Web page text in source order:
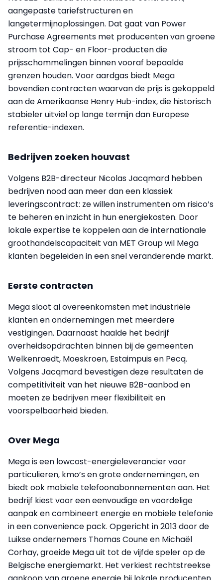
aangepaste tariefstructuren en
langetermijnoplossingen. Dat gaat van Power
Purchase Agreements met producenten van groene
stroom tot Cap- en Floor-producten die
prijsschommelingen binnen vooraf bepaalde
grenzen houden. Voor aardgas biedt Mega
bovendien contracten waarvan de prijs is gekoppeld
aan de Amerikaanse Henry Hub-index, die historisch
stabieler uitviel op lange termijn dan Europese
referentie-indexen.
Bedrijven zoeken houvast
Volgens B2B-directeur Nicolas Jacqmard hebben
bedrijven nood aan meer dan een klassiek
leveringscontract: ze willen instrumenten om risico’s
te beheren en inzicht in hun energiekosten. Door
lokale expertise te koppelen aan de internationale
groothandelscapaciteit van MET Group wil Mega
klanten begeleiden in een snel veranderende markt.
Eerste contracten
Mega sloot al overeenkomsten met industriële
klanten en ondernemingen met meerdere
vestigingen. Daarnaast haalde het bedrijf
overheidsopdrachten binnen bij de gemeenten
Welkenraedt, Moeskroen, Estaimpuis en Pecq.
Volgens Jacqmard bevestigen deze resultaten de
competitiviteit van het nieuwe B2B-aanbod en
moeten ze bedrijven meer flexibiliteit en
voorspelbaarheid bieden.
Over Mega
Mega is een lowcost-energieleverancier voor
particulieren, kmo’s en grote ondernemingen, en
biedt ook mobiele telefoonabonnementen aan. Het
bedrijf kiest voor een eenvoudige en voordelige
aanpak en combineert energie en mobiele telefonie
in een convenience pack. Opgericht in 2013 door de
Luikse ondernemers Thomas Coune en Michaël
Corhay, groeide Mega uit tot de vijfde speler op de
Belgische energiemarkt. Het verkiest rechtstreekse